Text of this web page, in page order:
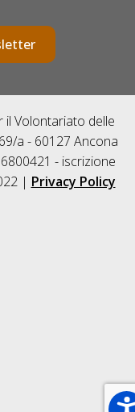
il Volontariato delle
a - 60127 Ancona
- iscrizione
| Privacy Policy